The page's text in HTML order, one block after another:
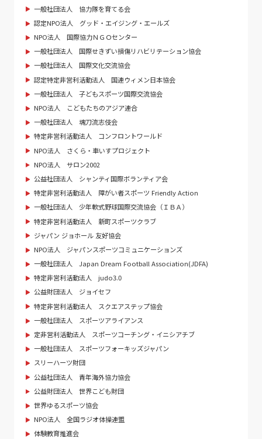
一般社団法人 協力隊を育てる会
認定NPO法人 グッド・エイジング・エールズ
NPO法人 国際協力ＮＧＯセンター
一般社団法人 国際せきずい損傷リハビリテーション協会
一般社団法人 国際文化交流協会
認定特定非営利活動法人 国連ウィメン日本協会
一般社団法人 子どもスポーツ国際交流協会
NPO法人 こどもたちのアジア連合
一般社団法人 魂刀流志伎会
特定非営利活動法人 コンフロントワールド
NPO法人 さくら・車いすプロジェクト
NPO法人 サロン2002
公益社団法人 シャンティ国際ボランティア会
特定非営利活動法人 障がい者スポーツ Friendly Action
一般社団法人 少年軟式野球国際交流協会（ＩＢＡ）
特定非営利活動法人 新町スポーツクラブ
ジャパン ジョホール 友好協会
NPO法人 ジャパンスポーツコミュニケーションズ
一般社団法人 Japan Dream Football Association(JDFA)
特定非営利活動法人 judo3.0
公益財団法人 ジョイセフ
特定非営利活動法人 スクエアステップ協会
一般社団法人 スポーツアライアンス
定非営利活動法人 スポーツコーチング・イニシアチブ
一般社団法人 スポーツフォーキッズジャパン
スリーハーツ財団
公益社団法人 青年海外協力協会
公益財団法人 世界こども財団
世界ゆるスポーツ協会
NPO法人 全国ラジオ体操連盟
体験教育推進会